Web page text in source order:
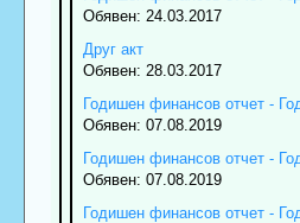
Обявен: 24.03.2017
Друг акт
Обявен: 28.03.2017
Годишен финансов отчет -
Обявен: 07.08.2019
Годишен финансов отчет -
Обявен: 07.08.2019
Годишен финансов отчет -